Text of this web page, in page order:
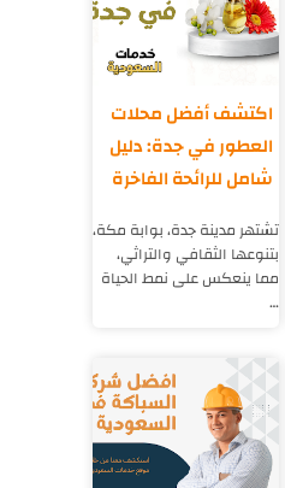
أفضل الحلول المتاحة.
مستوى.
اكتشف أفضل محلات
العطور في جدة: دليل
شامل للرائحة الفاخرة
تشتهر مدينة جدة، بوابة مكة،
بتنوعها الثقافي والتراثي،
مما ينعكس على نمط الحياة
…